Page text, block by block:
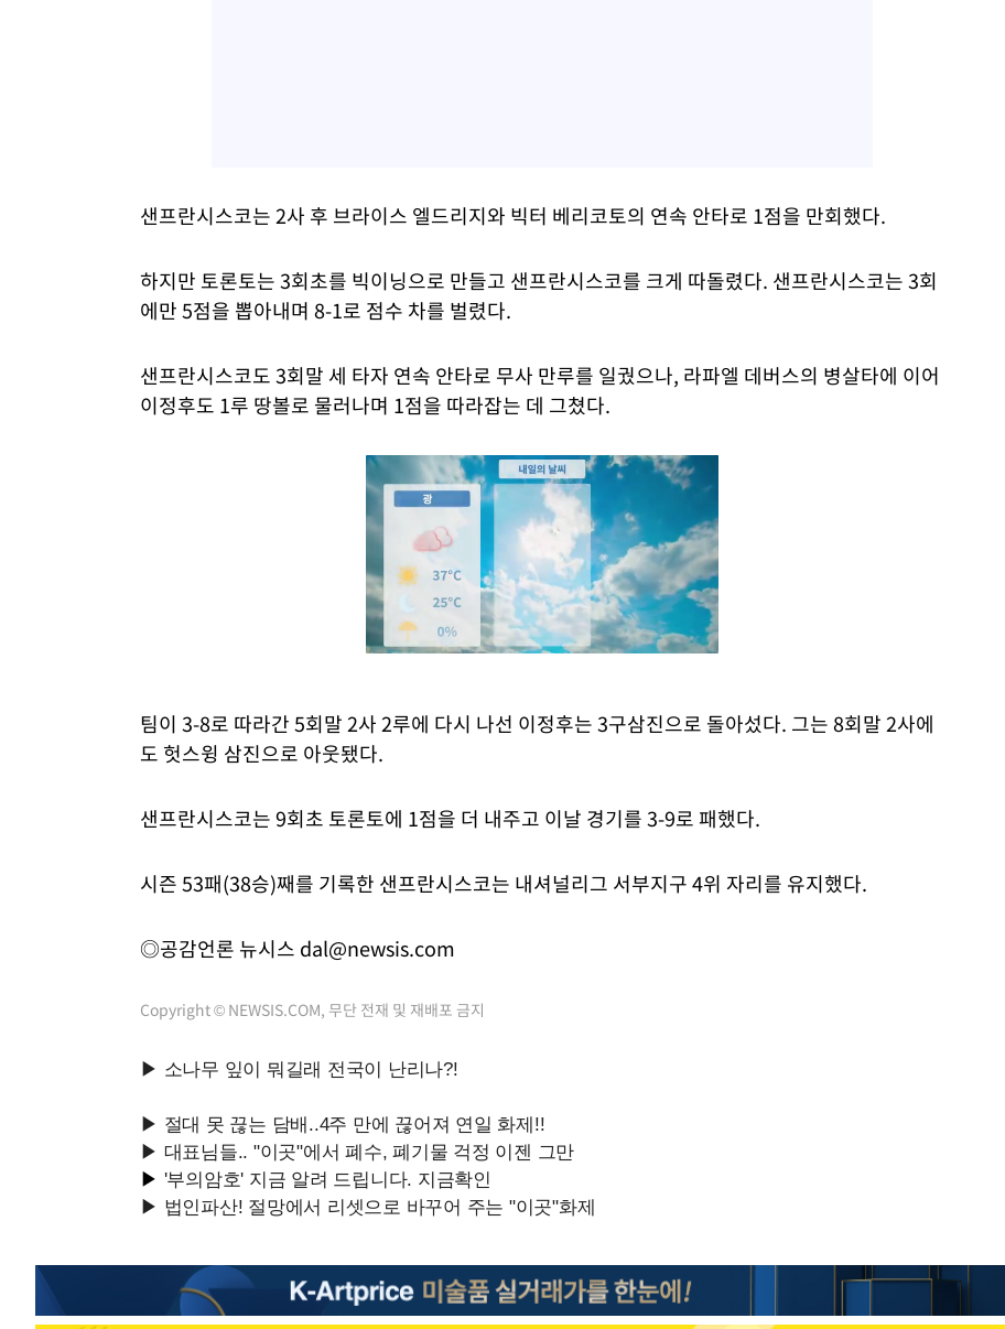
샌프란시스코는 2사 후 브라이스 엘드리지와 빅터 베리코토의 연속 안타로 1점을 만회했다.
하지만 토론토는 3회초를 빅이닝으로 만들고 샌프란시스코를 크게 따돌렸다. 샌프란시스코는 3회
에만 5점을 뽑아내며 8-1로 점수 차를 벌렸다.
샌프란시스코도 3회말 세 타자 연속 안타로 무사 만루를 일궜으나, 라파엘 데버스의 병살타에 이어
이정후도 1루 땅볼로 물러나며 1점을 따라잡는 데 그쳤다.
Mute
팀이 3-8로 따라간 5회말 2사 2루에 다시 나선 이정후는 3구삼진으로 돌아섰다. 그는 8회말 2사에
도 헛스윙 삼진으로 아웃됐다.
샌프란시스코는 9회초 토론토에 1점을 더 내주고 이날 경기를 3-9로 패했다.
시즌 53패(38승)째를 기록한 샌프란시스코는 내셔널리그 서부지구 4위 자리를 유지했다.
◎공감언론 뉴시스 dal@newsis.com
Copyright © NEWSIS.COM, 무단 전재 및 재배포 금지